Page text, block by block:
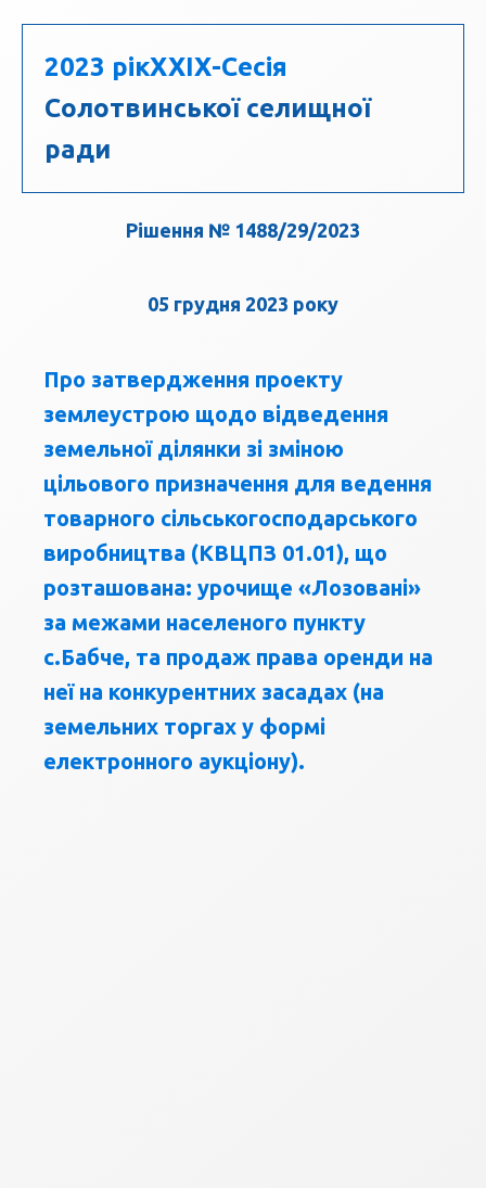
2023 рікХХIХ-Сесія
Солотвинської селищної
ради
Рішення № 1488/29/2023
05 грудня 2023 року
Про затвердження проекту
землеустрою щодо відведення
земельної ділянки зі зміною
цільового призначення для ведення
товарного сільськогосподарського
виробництва (КВЦПЗ 01.01), що
розташована: урочище «Лозовані»
за межами населеного пункту
с.Бабче, та продаж права оренди на
неї на конкурентних засадах (на
земельних торгах у формі
електронного аукціону).